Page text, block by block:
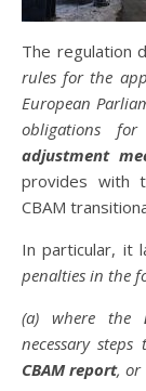
The regulation
rules for the
European
obligations
adjustment
provides with
CBAM
In particular, it
penalties in the
(a) where the
necessary
CBAM report, or